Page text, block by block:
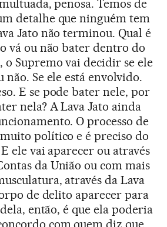
penosa. Temos de
detalhe que ninguém tem
Jato não terminou. Qual é
vá ou não bater dentro do
o Supremo vai decidir se ele
não. Se ele está envolvido.
E se pode bater nele, por
nela? A Lava Jato ainda
O processo de
político e é preciso do
ele vai aparecer ou através
da União ou com mais
através da Lava
de delito aparecer para
então, é que ela poderia
com quem diz que